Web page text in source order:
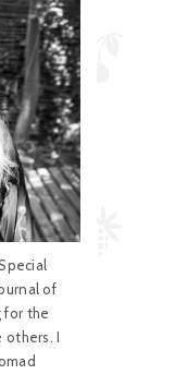
of
for the
others. I